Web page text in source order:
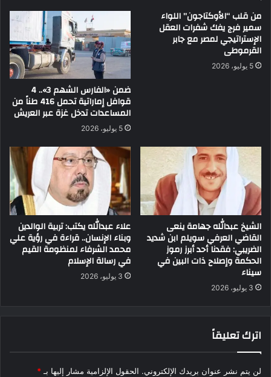
من قلب “الأوكتاجون” اللواء
سمير فرج يفك شفرات العقل
الإستراتيجي لمصر مع جابر
القرموطى
5 يوليو، 2026
ضمن «الفارس الشهم 3».. 4
قوافل إماراتية تحمل 416 طناً من
المساعدات تدخل غزة عبر العريش
5 يوليو، 2026
الشيخ عبدالله جهامة ينعى
القاضي العرفي سويلم ابن شديد
الضريبي: فقدنا أحد أبرز رموز
الحكمة وإصلاح ذات البين في
سيناء
3 يوليو، 2026
علاء عبدالله يكتب: تربية الوالدين
وبناء الإنسان.. قراءة في رؤية علي
محمد الشرفاء لمنظومة القيم
في رسالة الإسلام
3 يوليو، 2026
اترك تعليقاً
لن يتم نشر عنوان بريدك الإلكتروني. الحقول الإلزامية مشار إليها بـ *